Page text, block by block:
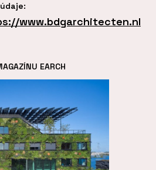
www.bdgarchitecten.nl
EARCH